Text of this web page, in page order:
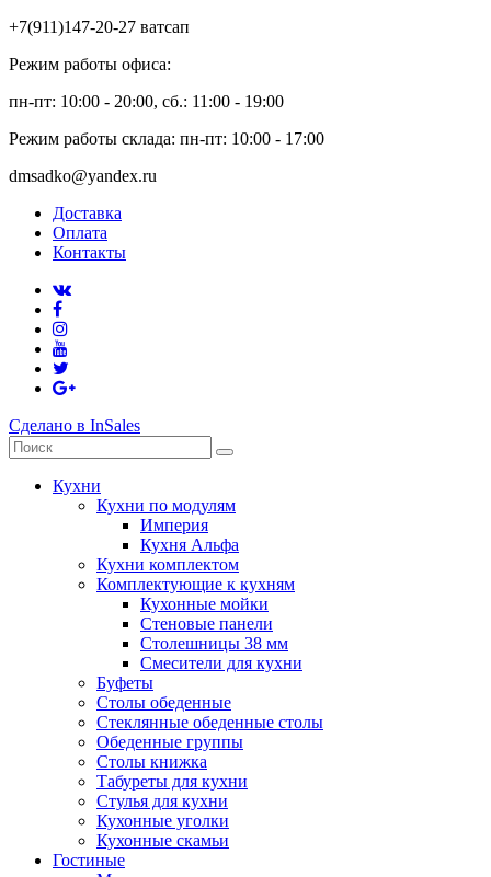
+7(911)147-20-27 ватсап
Режим работы офиса:
пн-пт: 10:00 - 20:00, сб.: 11:00 - 19:00
Режим работы склада: пн-пт: 10:00 - 17:00
dmsadko@yandex.ru
Доставка
Оплата
Контакты
Сделано в InSales
Кухни
Кухни по модулям
Империя
Кухня Альфа
Кухни комплектом
Комплектующие к кухням
Кухонные мойки
Стеновые панели
Столешницы 38 мм
Смесители для кухни
Буфеты
Столы обеденные
Стеклянные обеденные столы
Обеденные группы
Столы книжка
Табуреты для кухни
Стулья для кухни
Кухонные уголки
Кухонные скамьи
Гостиные